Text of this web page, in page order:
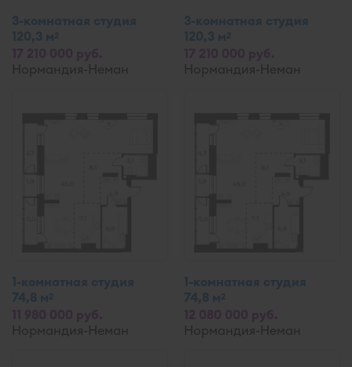
3-комнатная студия
120,3 м2
Нормандия-Неман
3-комнатная студия
120,3 м2
Нормандия-Неман
1-комнатная студия
74,8 м2
Нормандия-Неман
1-комнатная студия
74,8 м2
Нормандия-Неман